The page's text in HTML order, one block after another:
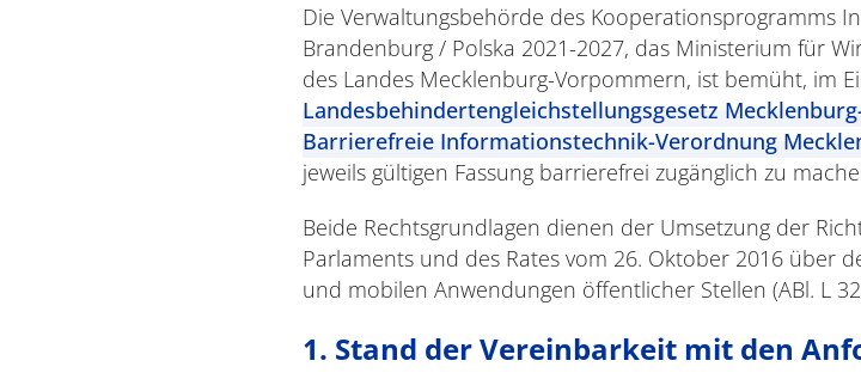
Die Verwaltungsbehörde des Kooperationsprogramms
Brandenburg / Polska 2021-2027, das Ministerium für
des Landes Mecklenburg-Vorpommern, ist bemüht, im
Landesbehindertengleichstellungsgesetz
Barrierefreie Informationstechnik-Verordnung
jeweils gültigen Fassung barrierefrei zugänglich zu
Beide Rechtsgrundlagen dienen der Umsetzung der
Parlaments und des Rates vom 26. Oktober 2016 über
und mobilen Anwendungen öffentlicher Stellen (ABl. L
1. Stand der Vereinbarkeit mit den